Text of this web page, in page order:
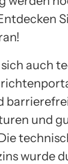
auch
und
wurde